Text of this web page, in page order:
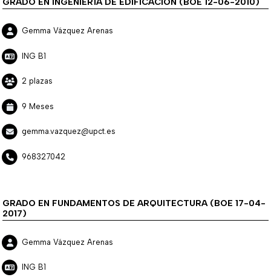
Gemma Vázquez Arenas
ING B1
2 plazas
9 Meses
gemma.vazquez@upct.es
968327042
GRADO EN FUNDAMENTOS DE ARQUITECTURA (BOE 17-04-
2017)
Gemma Vázquez Arenas
ING B1